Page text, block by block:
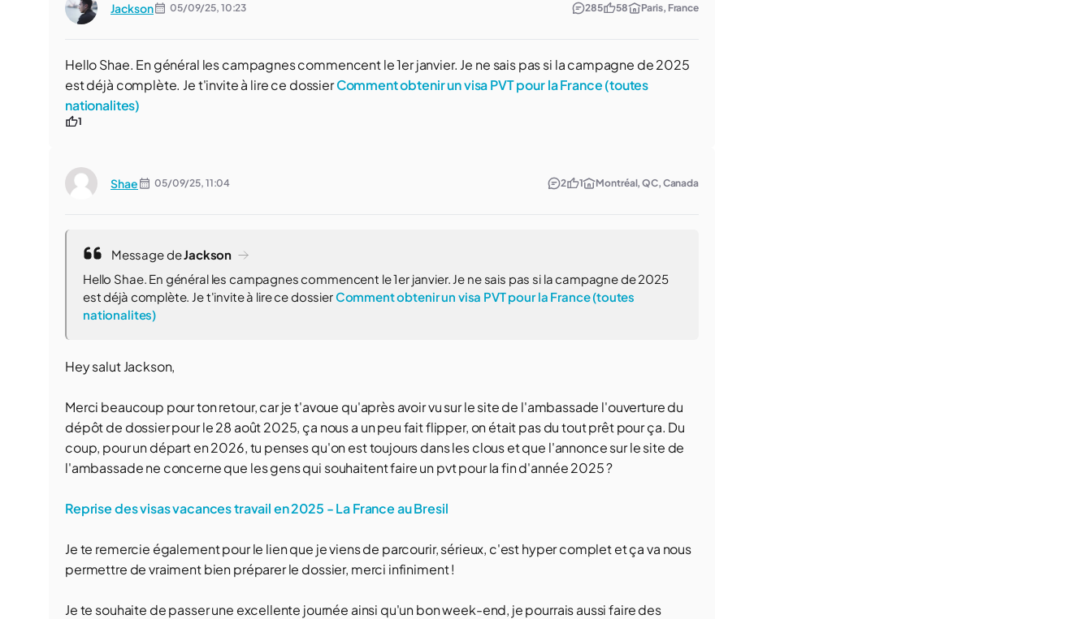
Jackson 05/09/25, 10:23 285 58 Paris, France
Hello Shae. En général les campagnes commencent le 1er janvier. Je ne sais pas si la campagne de 2025
est déjà complète. Je t'invite à lire ce dossierComment obtenir un visa PVT pour la France (toutes
nationalites)
1
Shae 05/09/25, 11:04 2 1 Montréal, QC, Canada
Message deJackson
Hello Shae. En général les campagnes commencent le 1er janvier. Je ne sais pas si la campagne de 2025
est déjà complète. Je t'invite à lire ce dossierComment obtenir un visa PVT pour la France (toutes
nationalites)
Hey salut Jackson,
Merci beaucoup pour ton retour, car je t'avoue qu'après avoir vu sur le site de l'ambassade l'ouverture du
dépôt de dossier pour le 28 août 2025, ça nous a un peu fait flipper, on était pas du tout prêt pour ça. Du
coup, pour un départ en 2026, tu penses qu'on est toujours dans les clous et que l'annonce sur le site de
l'ambassade ne concerne que les gens qui souhaitent faire un pvt pour la fin d'année 2025 ?
Reprise des visas vacances travail en 2025 - La France au Bresil
Je te remercie également pour le lien que je viens de parcourir, sérieux, c'est hyper complet et ça va nous
permettre de vraiment bien préparer le dossier, merci infiniment !
Je te souhaite de passer une excellente journée ainsi qu'un bon week-end, je pourrais aussi faire des